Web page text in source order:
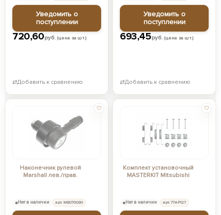
720,60руб.(цена за шт.)
Уведомить о
поступлении
⇄Добавить к сравнению
693,45руб.(цена за шт.)
Уведомить о
поступлении
⇄Добавить к сравнению
Наконечник рулевой
Marshall лев./прав.
Нет в наличии арт. M8070030
Комплект установочный
MASTERKIT Mitsubishi
Нет в наличии арт. 77AP127